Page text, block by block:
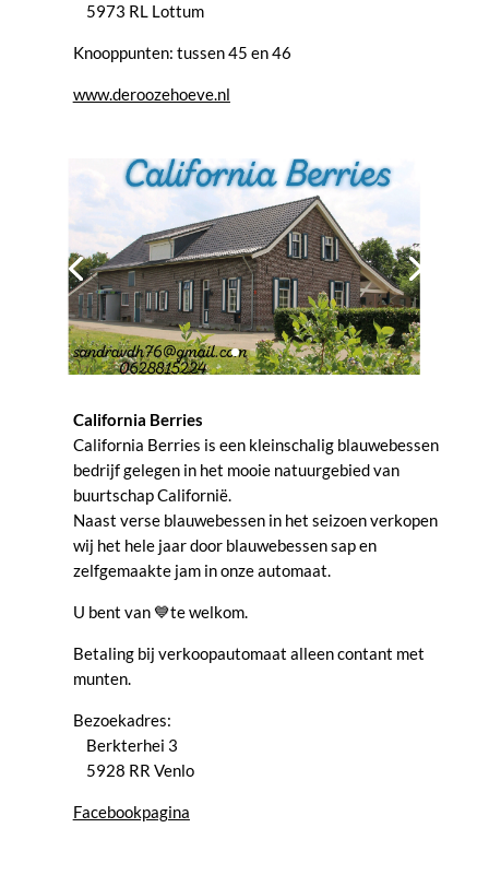
5973 RL Lottum
Knooppunten: tussen 45 en 46
www.deroozehoeve.nl
California Berries
California Berries is een kleinschalig blauwebessen
bedrijf gelegen in het mooie natuurgebied van
buurtschap Californië.
Naast verse blauwebessen in het seizoen verkopen
wij het hele jaar door blauwebessen sap en
zelfgemaakte jam in onze automaat.
U bent van 💙te welkom.
Betaling bij verkoopautomaat alleen contant met
munten.
Bezoekadres:
Berkterhei 3
5928 RR Venlo
Facebookpagina